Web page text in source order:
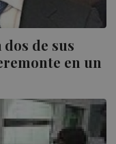
de sus
en un